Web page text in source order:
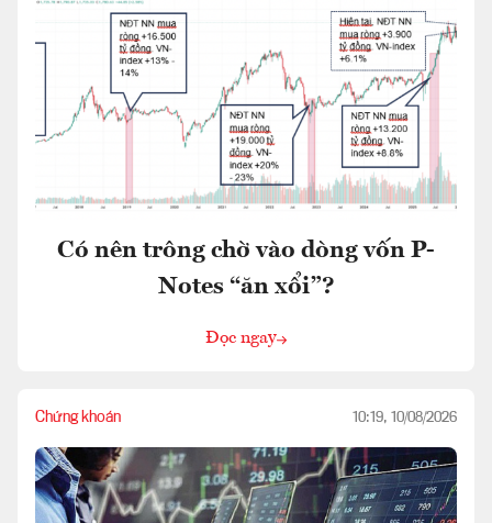
Có nên trông chờ vào dòng vốn P-
Notes “ăn xổi”?
Đọc ngay
Chứng khoán 10:19, 10/08/2026